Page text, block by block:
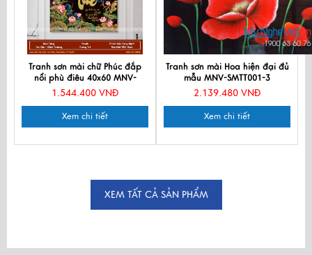
Tranh sơn mài chữ Phúc đắp
nổi phù điêu 40x60 MNV-
TSM464-1
1.544.400 VNĐ
Xem chi tiết
Tranh sơn mài Hoa hiện đại đủ
mẫu MNV-SMTT001-3
2.139.480 VNĐ
Xem chi tiết
XEM TẤT CẢ SẢN PHẨM